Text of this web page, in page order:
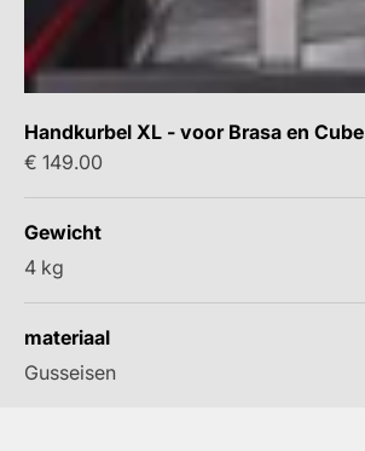
Handkurbel XL - voor Brasa en Cube
Aanbiedingsprijs
€ 149.00
Gewicht
4 kg
materiaal
Gusseisen